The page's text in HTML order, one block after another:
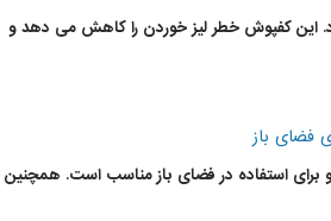
این کفپوش خطر لیز خوردن را کاهش می دهد و
فضای باز
برای استفاده در فضای باز مناسب است. همچنین